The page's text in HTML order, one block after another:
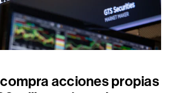
acciones propias